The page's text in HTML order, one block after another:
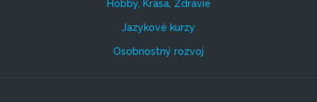
Hobby, Krása, Zdravie
Jazykové kurzy
Osobnostný rozvoj